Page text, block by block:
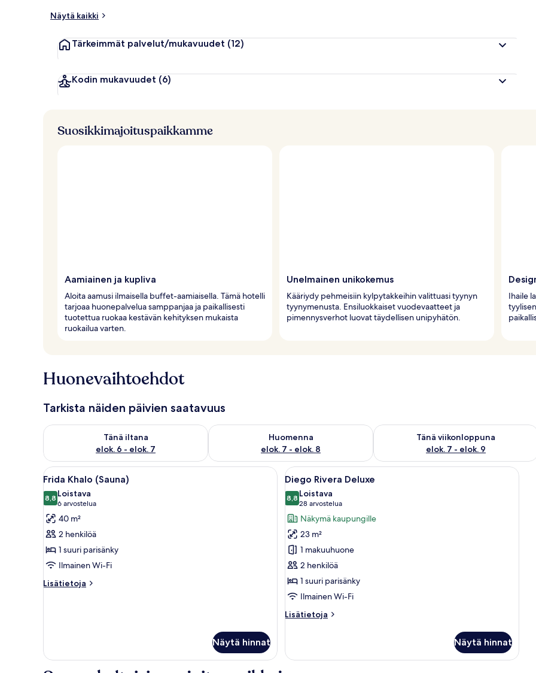
Näytä kaikki
Tärkeimmät palvelut/mukavuudet (12)
Kodin mukavuudet (6)
Suosikkimajoituspaikkamme
Aamiainen ja kupliva
Aloita aamusi ilmaisella buffet-aamiaisella. Tämä hotelli
tarjoaa huonepalvelua samppanjaa ja paikallisesti
tuotettua ruokaa kestävän kehityksen mukaista
ruokailua varten.
Unelmainen unikokemus
Kääriydy pehmeisiin kylpytakkeihin valittuasi tyynyn
tyynymenusta. Ensiluokkaiset vuodevaatteet ja
pimennysverhot luovat täydellisen unipyhätön.
Ihaile
Huonevaihtoehdot
Tarkista näiden päivien saatavuus
Tänä iltana
elok. 6 - elok. 7
Tarkista tämän illan saatavuus elok. 6 - elok. 7
Huomenna
elok. 7 - elok. 8
Tarkista huomisen saatavuus elok. 7 - elok. 8
Tänä viikonloppuna
elok. 7 - elok. 9
Tarkista tämän viikonlopun saatavuus
Avaa
kaikki
huonetyypin
Frida
Khalo
(Sauna)
kuvat
Hotellihuone, jossa on suuri sänky, kaksi yöpöytävalaisinta, penkki, tuoli ja ikkunasta avautuva näkymä
14
Frida Khalo (Sauna)
8,88,8 kautta 10
Loistava
6 arvostelua
(6
arvostelua)
40 m²
2 henkilöä
1 suuri parisänky
Ilmainen Wi-Fi
Lisätietoja
Lisätietoja
Näytä hinnat
Avaa
kaikki
huonetyypin
Diego
Rivera
Deluxe
kuvat
Moderni hotellihuone, jossa on
11
Diego Rivera Deluxe
8,88,8 kautta 10
Loistava
28 arvostelua
(28
arvostelua)
Näkymä kaupungille
23 m²
1 makuuhuone
2 henkilöä
1 suuri parisänky
Ilmainen Wi-Fi
Lisätietoja
Lisätietoja
Deluxe
Näytä hinnat